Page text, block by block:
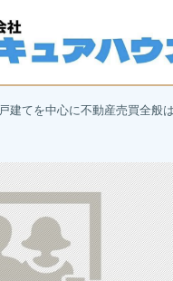
建てを中心に不動産売買全般